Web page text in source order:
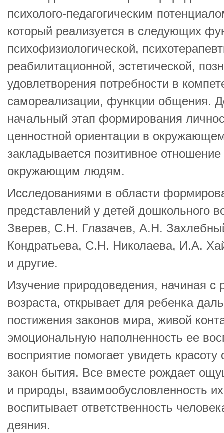
психолого-педагогическим
который реализуется в следующих
психофизиологической,
реабилитационной, эстетической,
удовлетворения потребности в
самореализации, функции общения.
начальный этап формирования
ценностной ориентации в
закладывается позитивное
окружающим людям.
Исследованиями в области
представлений у детей дошкольного
Зверев, С.Н. Глазачев, А.Н.
Кондратьева, С.Н. Николаева, И.А.
и другие.
Изучение природоведения, начиная с
возраста, открывает для ребенка
постижения законов мира, живой
эмоциональную наполненность ее
восприятие помогает увидеть
закон бытия. Все вместе рождает
и природы, взаимообусловленность
воспитывает ответственность
деяния.